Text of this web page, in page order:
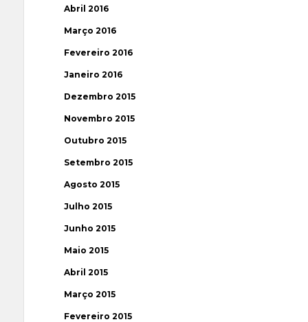
Abril 2016
Março 2016
Fevereiro 2016
Janeiro 2016
Dezembro 2015
Novembro 2015
Outubro 2015
Setembro 2015
Agosto 2015
Julho 2015
Junho 2015
Maio 2015
Abril 2015
Março 2015
Fevereiro 2015